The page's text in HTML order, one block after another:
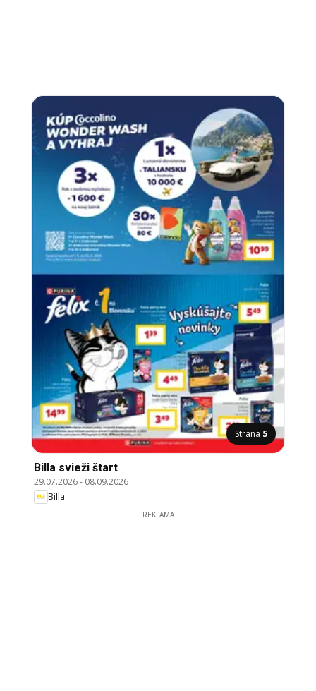
Strana 5
Billa svieži štart
29.07.2026- 08.09.2026
Billa
REKLAMA